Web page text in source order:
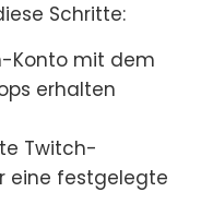
Schritte:
Konto mit dem
erhalten
Twitch-
eine festgelegte